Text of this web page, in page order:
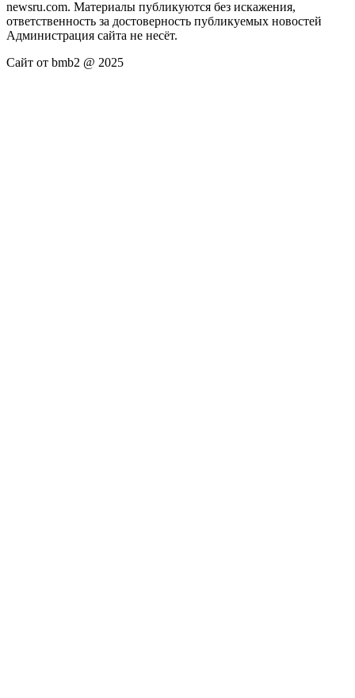
newsru.com. Материалы публикуются без искажения,
ответственность за достоверность публикуемых новостей
Администрация сайта не несёт.
Сайт от bmb2 @ 2025